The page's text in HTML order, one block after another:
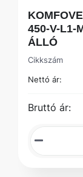
450-V-L1-
ÁLLÓ
Cikkszám
Nettó ár:
Bruttó ár: